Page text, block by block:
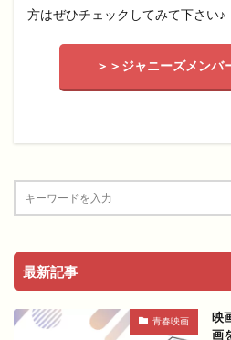
方はぜひチェックしてみて下さい♪
＞＞ジャニーズメンバ
最新記事
青春映画
映
画